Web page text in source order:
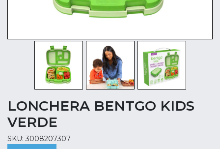
LONCHERA BENTGO KIDS
VERDE
SKU: 3008207307